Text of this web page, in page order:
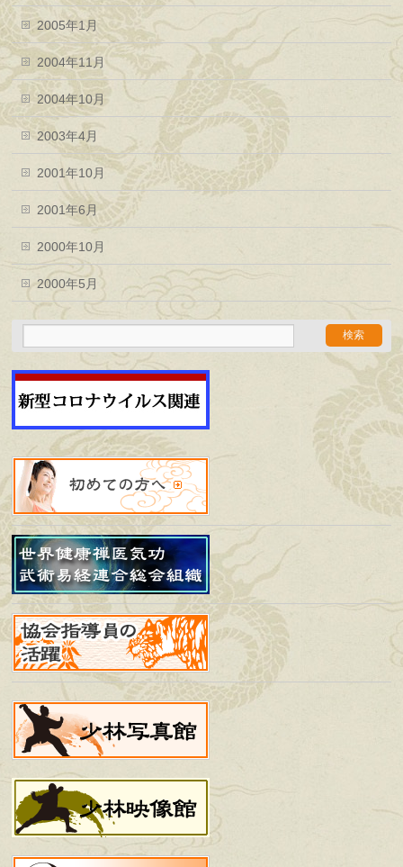
2005年1月
2004年11月
2004年10月
2003年4月
2001年10月
2001年6月
2000年10月
2000年5月